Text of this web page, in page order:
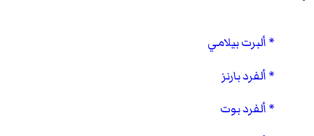
ألبرت بيلامي
ألفرد بارنز
ألفرد بوت